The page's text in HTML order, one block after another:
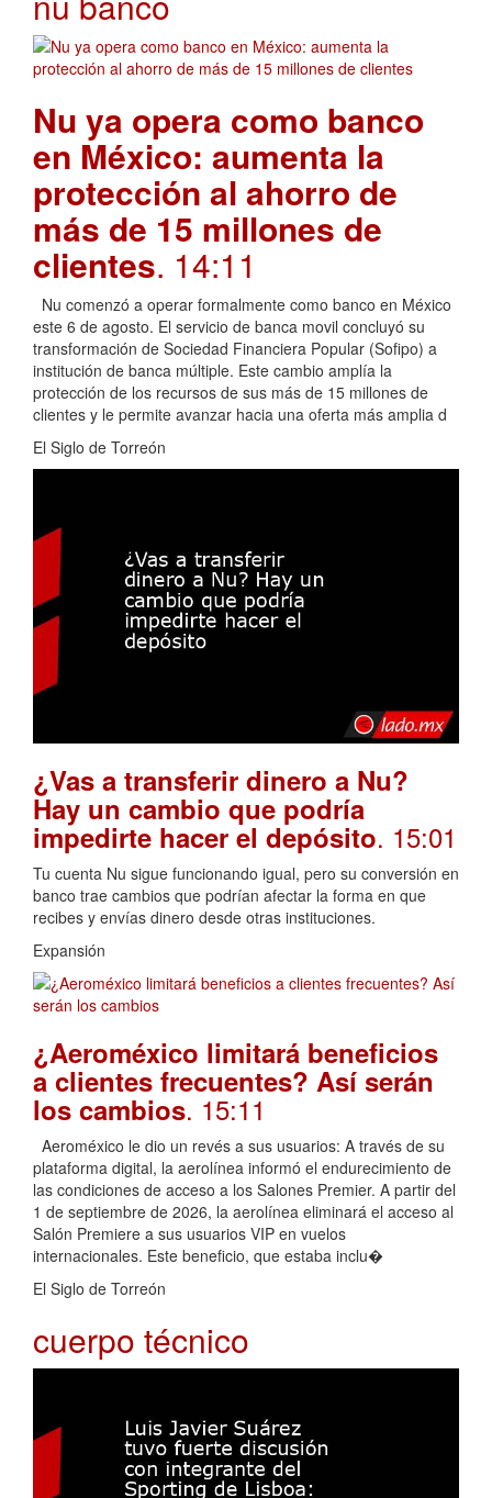
Nu ya opera como banco
en México: aumenta la
protección al ahorro de
más de 15 millones de
clientes. 14:11
Nu comenzó a operar formalmente como banco en México
este 6 de agosto. El servicio de banca movil concluyó su
transformación de Sociedad Financiera Popular (Sofipo) a
institución de banca múltiple. Este cambio amplía la
protección de los recursos de sus más de 15 millones de
clientes y le permite avanzar hacia una oferta más amplia d
El Siglo de Torreón
¿Vas a transferir dinero a Nu?
Hay un cambio que podría
impedirte hacer el depósito. 15:01
Tu cuenta Nu sigue funcionando igual, pero su conversión en
banco trae cambios que podrían afectar la forma en que
recibes y envías dinero desde otras instituciones.
Expansión
¿Aeroméxico limitará beneficios
a clientes frecuentes? Así serán
los cambios. 15:11
Aeroméxico le dio un revés a sus usuarios: A través de su
plataforma digital, la aerolínea informó el endurecimiento de
las condiciones de acceso a los Salones Premier. A partir del
1 de septiembre de 2026, la aerolínea eliminará el acceso al
Salón Premiere a sus usuarios VIP en vuelos
internacionales. Este beneficio, que estaba inclu�
El Siglo de Torreón
cuerpo técnico